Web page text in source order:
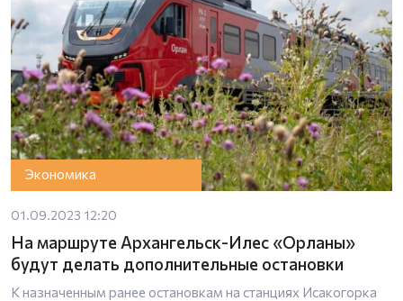
Экономика
01.09.2023 12:20
На маршруте Архангельск-Илес «Орланы»
будут делать дополнительные остановки
К назначенным ранее остановкам на станциях Исакогорка